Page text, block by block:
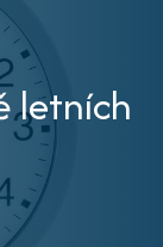
letních